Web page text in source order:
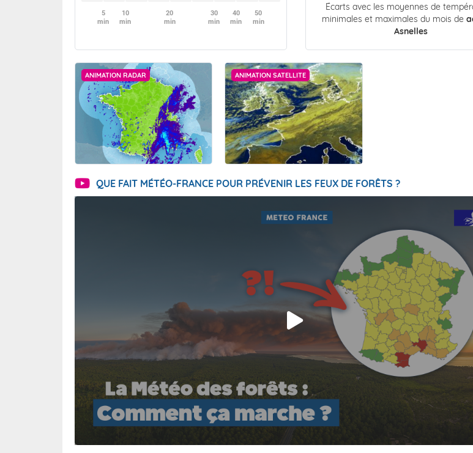
5
min
10
min
20
min
30
min
40
min
50
min
Écarts avec les moyennes de
minimales et maximales du mois de
Asnelles
ANIMATION RADAR ANIMATION SATELLITE
QUE FAIT MÉTÉO-FRANCE POUR PRÉVENIR LES FEUX DE FORÊTS ?